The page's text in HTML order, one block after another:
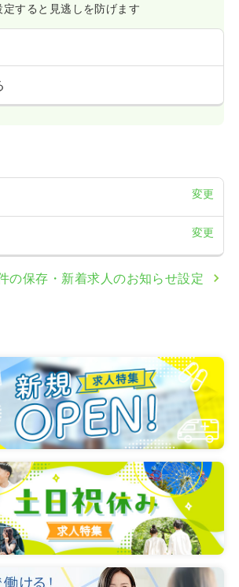
定すると見逃しを防げます
変更
変更
の保存・新着求人のお知らせ設定